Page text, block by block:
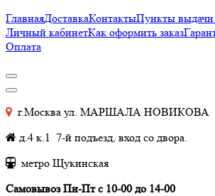
ГлавнаяДоставкаКонтактыПункты выдачи
Личный кабинетКак оформить заказ
Оплата
г.Москва ул. МАРШАЛА НОВИКОВА
д.4 к.1 7-й подъезд, вход со двора.
метро Щукинская
Самовывоз Пн-Пт с 10-00 до 14-00